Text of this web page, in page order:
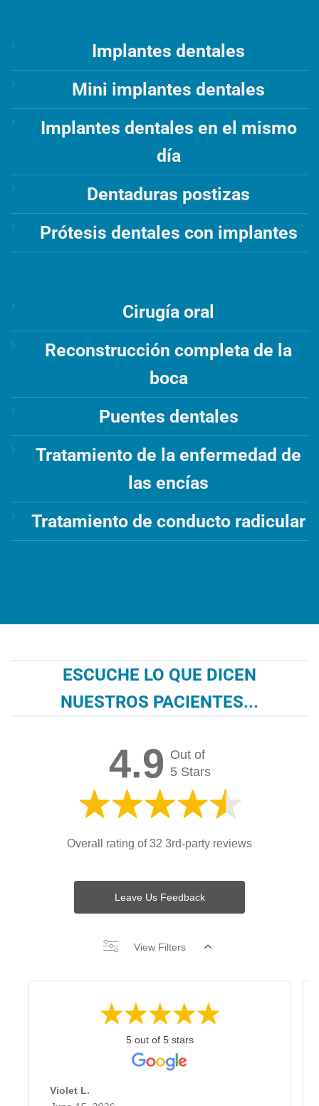
Implantes dentales
Mini implantes dentales
Implantes dentales en el mismo
día
Dentaduras postizas
Prótesis dentales con implantes
Cirugía oral
Reconstrucción completa de la
boca
Puentes dentales
Tratamiento de la enfermedad de
las encías
Tratamiento de conducto radicular
ESCUCHE LO QUE DICEN
NUESTROS PACIENTES...
4.9 Out of
5 Stars
Overall rating of 32 3rd-party reviews
Leave Us Feedback
View Filters
5 out of 5 stars
Violet L.